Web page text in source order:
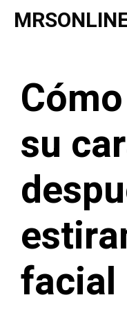
Saltar
su
facial